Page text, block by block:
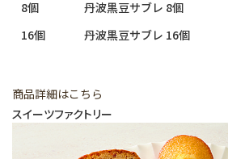
8個
丹波黒豆サブレ 8個
16個
丹波黒豆サブレ 16個
商品詳細はこちら
スイーツファクトリー